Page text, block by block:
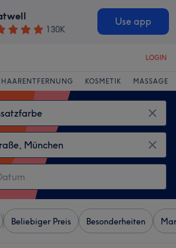
130K
Use app
LOGIN
HAARENTFERNUNG KOSMETIK MASSAGE
Beliebiger Preis Besonderheiten